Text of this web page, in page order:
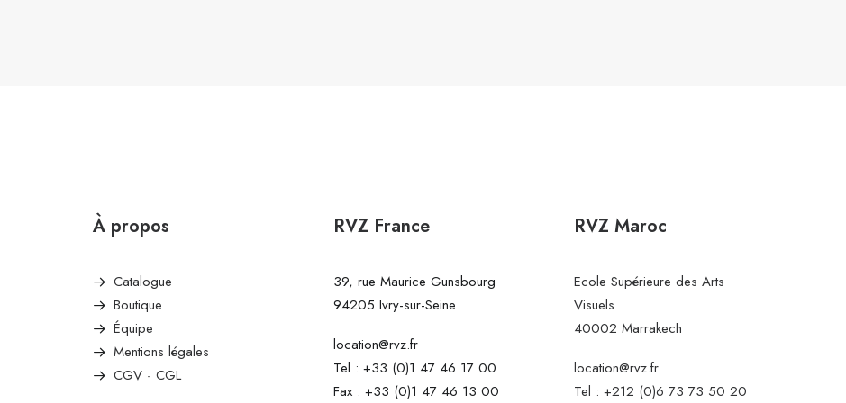
À propos
Catalogue
Boutique
Équipe
Mentions légales
CGV- CGL
RVZ France
39, rue Maurice Gunsbourg
94205 Ivry-sur-Seine
location@rvz.fr
Tel : +33 (0)1 47 46 17 00
Fax : +33 (0)1 47 46 13 00
RVZ Maroc
Ecole Supérieure des Arts
Visuels
40002 Marrakech
location@rvz.fr
Tel : +212 (0)6 73 73 50 20